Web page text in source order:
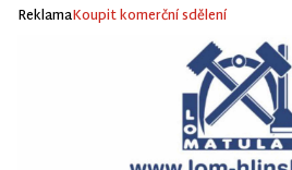
ReklamaKoupit komerční sdělení